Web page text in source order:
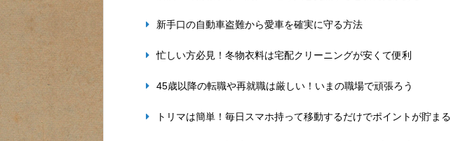
新手口の自動車盗難から愛車を確実に守る方法
忙しい方必見！冬物衣料は宅配クリーニングが安くて便利
45歳以降の転職や再就職は厳しい！いまの職場で頑張ろう
トリマは簡単！毎日スマホ持って移動するだけでポイントが貯まる